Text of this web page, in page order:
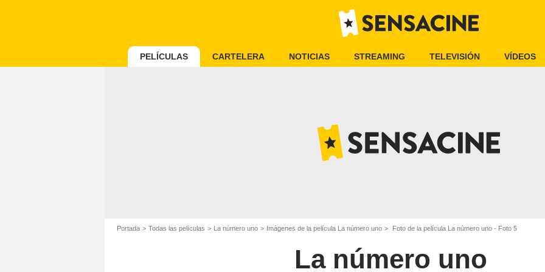
PELÍCULAS CARTELERA NOTICIAS STREAMING TELEVISIÓN VÍDEOS
Portada Todas las películas La número uno Imágenes de la película La número uno Foto de la película La número uno - Foto 5
La número uno